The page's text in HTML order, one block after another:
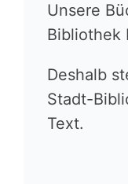
Unsere
Bibliothek
Deshalb
Stadt-
Text.